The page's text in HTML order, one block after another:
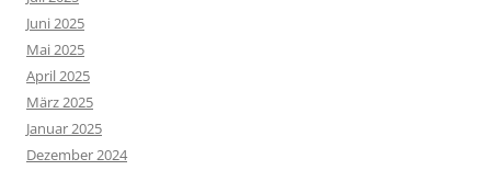
Juni 2025
Mai 2025
April 2025
März 2025
Januar 2025
Dezember 2024